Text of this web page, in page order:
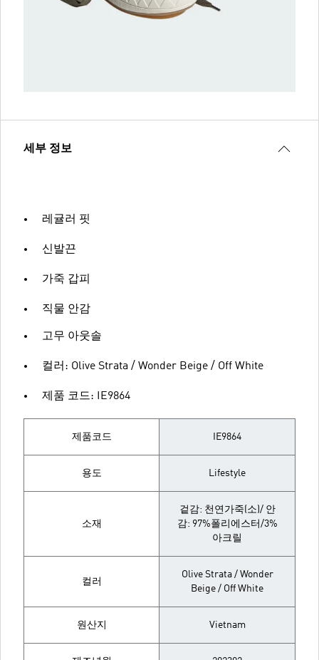
세부 정보
레귤러 핏
신발끈
가죽 갑피
직물 안감
고무 아웃솔
컬러: Olive Strata / Wonder Beige / Off White
제품 코드: IE9864
제품코드 IE9864
용도 Lifestyle
소재
겉감: 천연가죽(소)/ 안
감: 97%폴리에스터/3%
아크릴
컬러
Olive Strata / Wonder
Beige / Off White
원산지 Vietnam